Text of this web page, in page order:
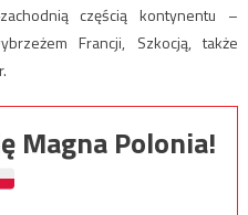
częścią kontynentu –
Francji, Szkocją, także
Magna Polonia!